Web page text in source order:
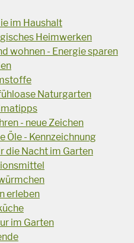
im Haushalt
Heimwerken
wohnen - Energie sparen
Naturgarten
- neue Zeichen
Öle - Kennzeichnung
die Nacht im Garten
erleben
im Garten